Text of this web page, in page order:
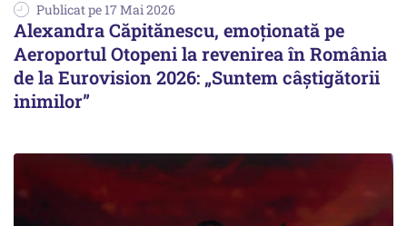
Publicat pe 17 Mai 2026
Alexandra Căpitănescu, emoționată pe
Aeroportul Otopeni la revenirea în România
de la Eurovision 2026: „Suntem câștigătorii
inimilor”